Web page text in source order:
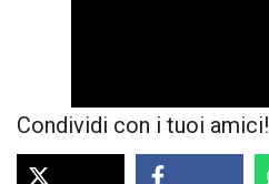
Condividi con i tuoi amici!